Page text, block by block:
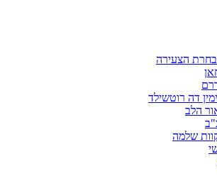
הצעירה
דה רוטשילד
הלב
שלמה